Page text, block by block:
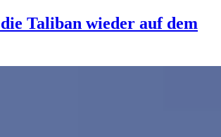
Taliban wieder auf dem